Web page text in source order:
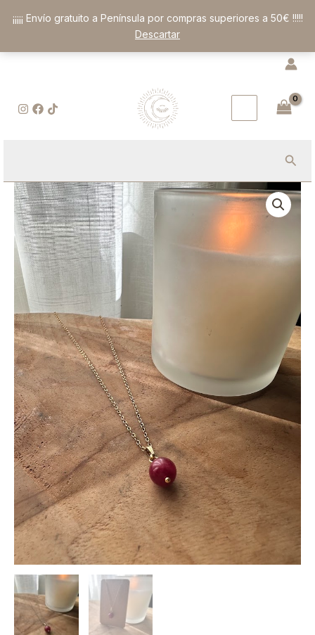
¡¡¡¡¡ Envío gratuito a Península por compras superiores a 50€ !!!!!
Descartar
Colgante
Jaspe
Frambuesa:
Amuleto
de
Vitalidad
Decisión
cantidad